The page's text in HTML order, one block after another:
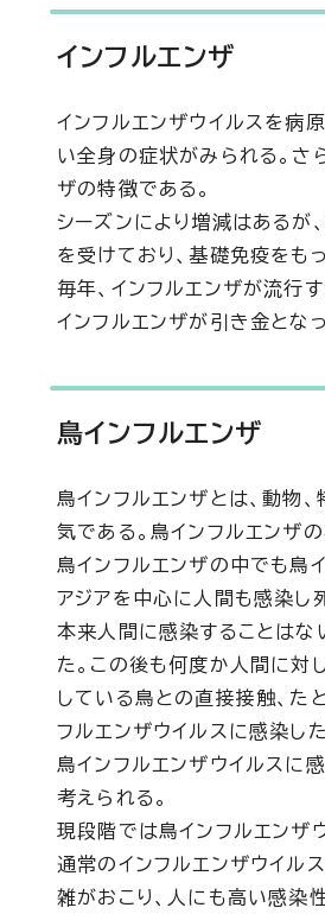
インフルエンザ
インフルエンザウイルスを病
い全身の症状がみられる。さ
ザの特徴である。
シーズンにより増減はある
を受けており、基礎免疫をもっ
毎年、インフルエンザが流行
インフルエンザが引き金とな
鳥インフルエンザ
鳥インフルエンザとは、動物
気である。鳥インフルエンザ
鳥インフルエンザの中でも鳥
アジアを中心に人間も感染し
本来人間に感染することは
た。この後も何度か人間に対
している鳥との直接接触、た
フルエンザウイルスに感染し
鳥インフルエンザウイルスに
考えられる。
現段階では鳥インフルエンザ
通常のインフルエンザウイル
雑がおこり、人にも高い感染